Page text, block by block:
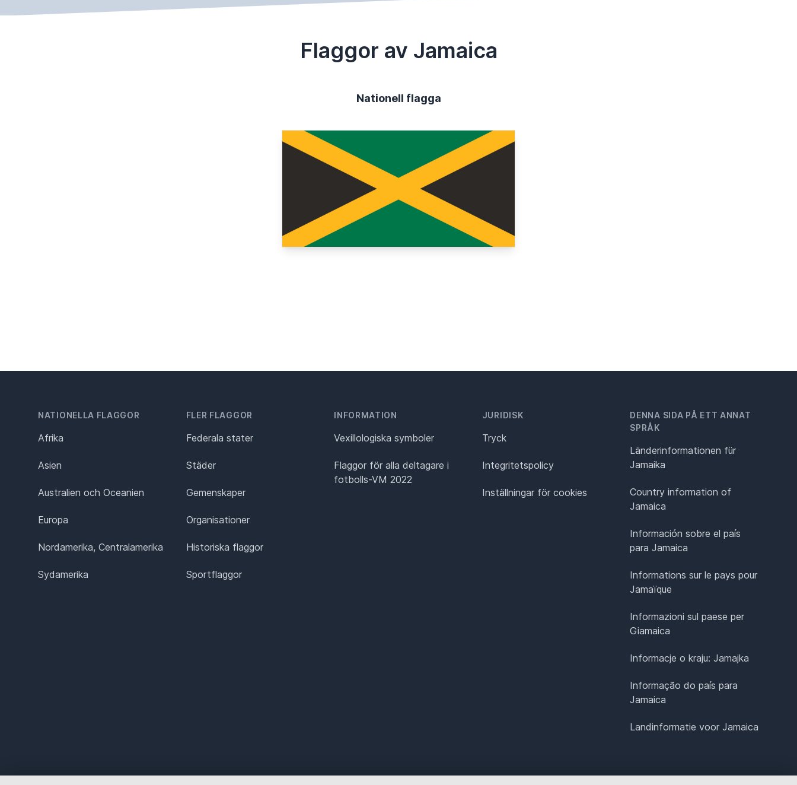
Flaggor av Jamaica
Nationell flagga
NATIONELLA FLAGGOR
Afrika
Asien
Australien och Oceanien
Europa
Nordamerika, Centralamerika
Sydamerika
FLER FLAGGOR
Federala stater
Städer
Gemenskaper
Organisationer
Historiska flaggor
Sportflaggor
INFORMATION
Vexillologiska symboler
Flaggor för alla deltagare i
fotbolls-VM 2022
JURIDISK
Tryck
Integritetspolicy
Inställningar för cookies
DENNA SIDA PÅ ETT ANNAT
SPRÅK
Länderinformationen für
Jamaika
Country information of
Jamaica
Información sobre el país
para Jamaica
Informations sur le pays pour
Jamaïque
Informazioni sul paese per
Giamaica
Informacje o kraju: Jamajka
Informação do país para
Jamaica
Landinformatie voor Jamaica